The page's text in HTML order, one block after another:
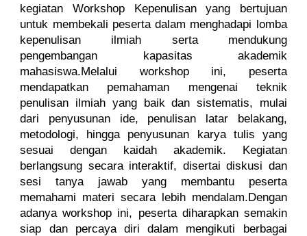
kegiatan Workshop Kepenulisanyang bertujuan
untuk membekali peserta dalam menghadapi lomba
kepenulisan ilmiah serta mendukung
pengembangan kapasitas akademik
mahasiswa.Melalui workshop ini, peserta
mendapatkan pemahaman mengenai teknik
penulisan ilmiah yang baik dan sistematis, mulai
dari penyusunan ide, penulisan latar belakang,
metodologi, hingga penyusunan karya tulis yang
sesuai dengan kaidah akademik. Kegiatan
berlangsung secara interaktif, disertai diskusi dan
sesi tanya jawab yang membantu peserta
memahami materi secara lebih mendalam.Dengan
adanya workshop ini, peserta diharapkan semakin
siap dan percaya diri dalam mengikuti berbagai